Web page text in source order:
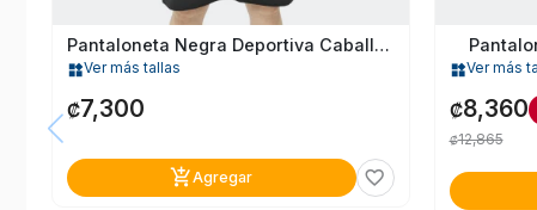
Pantaloneta Negra Deportiva Caballero
widgetsVer más tallas
₡7,300
add_shopping_cartAgregar favorite_border
widgetsVer más
₡8,360
₡12,865